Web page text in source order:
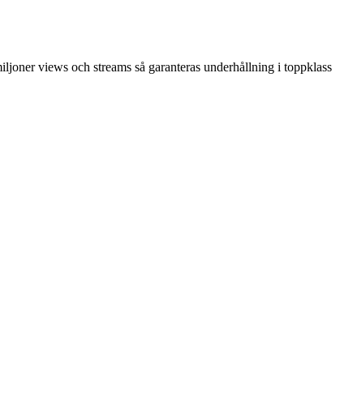
views och streams så garanteras underhållning i toppklass